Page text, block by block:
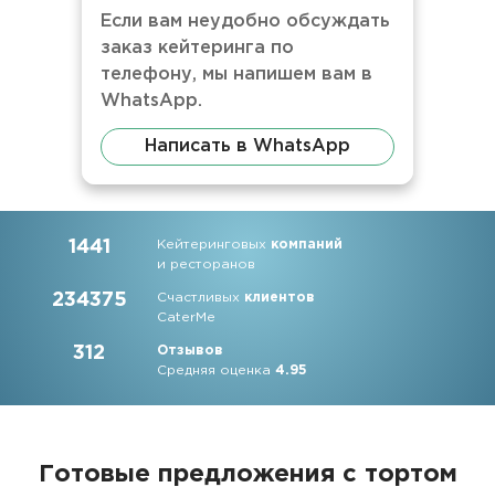
Если вам неудобно обсуждать
заказ кейтеринга по
телефону, мы напишем вам в
WhatsApp.
Написать в WhatsApp
1441 Кейтеринговых компаний
и ресторанов
234375 Счастливых клиентов
CaterMe
312
Отзывов
Средняя оценка4.95
Готовые предложения с тортом